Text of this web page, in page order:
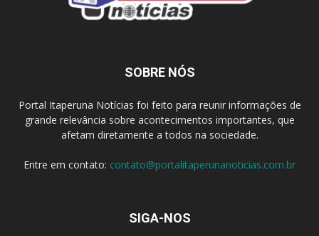
SOBRE NÓS
Portal Itaperuna Notícias foi feito para reunir informações de
grande relevância sobre acontecimentos importantes, que
afetam diretamente a todos na sociedade.
Entre em contato: contato@portalitaperunanoticias.com.br
SIGA-NOS